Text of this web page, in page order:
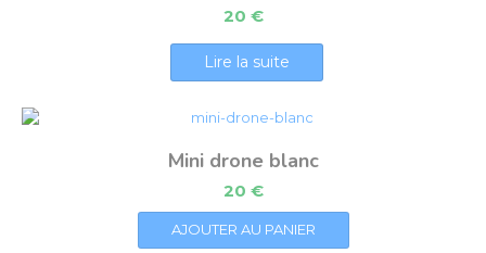
20 €
Lire la suite
Mini drone blanc
20 €
AJOUTER AU PANIER